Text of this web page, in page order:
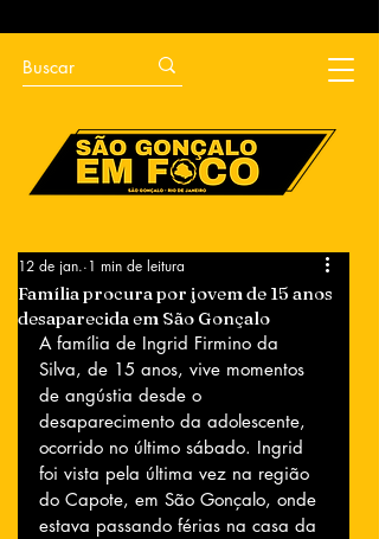
Família procura por jovem de 15 anos
desaparecida em São Gonçalo
12 de jan. 1 min de leitura
A família de Ingrid Firmino da
Silva, de 15 anos, vive momentos
de angústia desde o
desaparecimento da adolescente,
ocorrido no último sábado. Ingrid
foi vista pela última vez na região
do Capote, em São Gonçalo, onde
estava passando férias na casa da